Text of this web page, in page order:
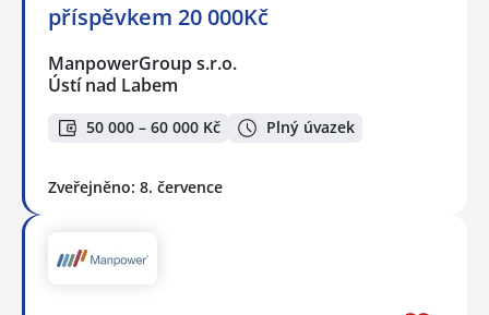
příspěvkem 20 000Kč
ManpowerGroup s.r.o.
Ústí nad Labem
50 000 – 60 000 Kč Plný úvazek
Zveřejněno: 8. července